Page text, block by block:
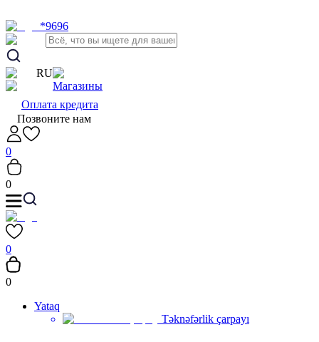
*9696
RU
Магазины
Оплата кредита
Позвоните нам
0
0
0
0
Yataq
Təknəfərlik çarpayı